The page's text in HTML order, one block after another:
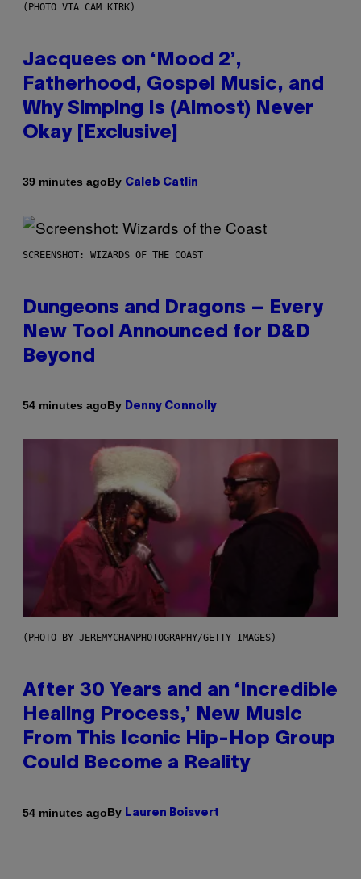
(PHOTO VIA CAM KIRK)
Jacquees on ‘Mood 2’,
Fatherhood, Gospel Music, and
Why Simping Is (Almost) Never
Okay [Exclusive]
39 minutes agoBy Caleb Catlin
SCREENSHOT: WIZARDS OF THE COAST
Dungeons and Dragons – Every
New Tool Announced for D&D
Beyond
54 minutes agoBy Denny Connolly
(PHOTO BY JEREMYCHANPHOTOGRAPHY/GETTY IMAGES)
After 30 Years and an ‘Incredible
Healing Process,’ New Music
From This Iconic Hip-Hop Group
Could Become a Reality
54 minutes agoBy Lauren Boisvert